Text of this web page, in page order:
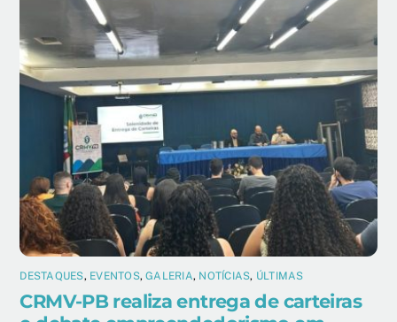
DESTAQUES, EVENTOS,GALERIA, NOTÍCIAS, ÚLTIMAS
CRMV-PB realiza entrega de carteiras